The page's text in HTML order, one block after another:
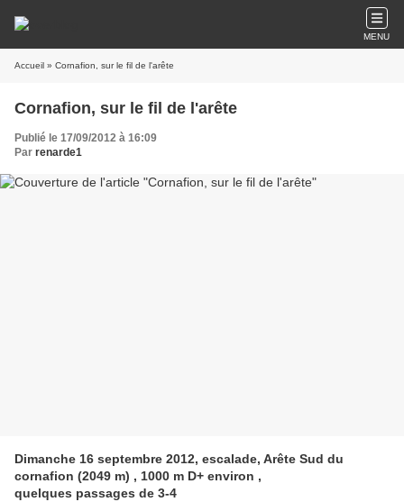
MENU
Accueil » Cornafion, sur le fil de l'arête
Cornafion, sur le fil de l'arête
Publié le 17/09/2012 à 16:09
Par renarde1
Dimanche 16 septembre 2012, escalade, Arête Sud du
cornafion (2049 m) , 1000 m D+ environ ,
quelques passages de 3-4